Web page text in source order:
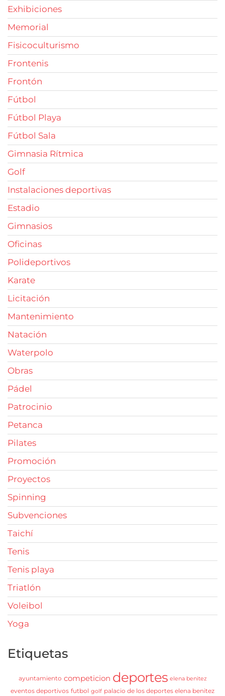
Exhibiciones
Memorial
Fisicoculturismo
Frontenis
Frontón
Fútbol
Fútbol Playa
Fútbol Sala
Gimnasia Rítmica
Golf
Instalaciones deportivas
Estadio
Gimnasios
Oficinas
Polideportivos
Karate
Licitación
Mantenimiento
Natación
Waterpolo
Obras
Pádel
Patrocinio
Petanca
Pilates
Promoción
Proyectos
Spinning
Subvenciones
Taichí
Tenis
Tenis playa
Triatlón
Voleibol
Yoga
Etiquetas
ayuntamiento competicion deportes elena benitez
eventos deportivos futbol golf palacio de los deportes elena benitez